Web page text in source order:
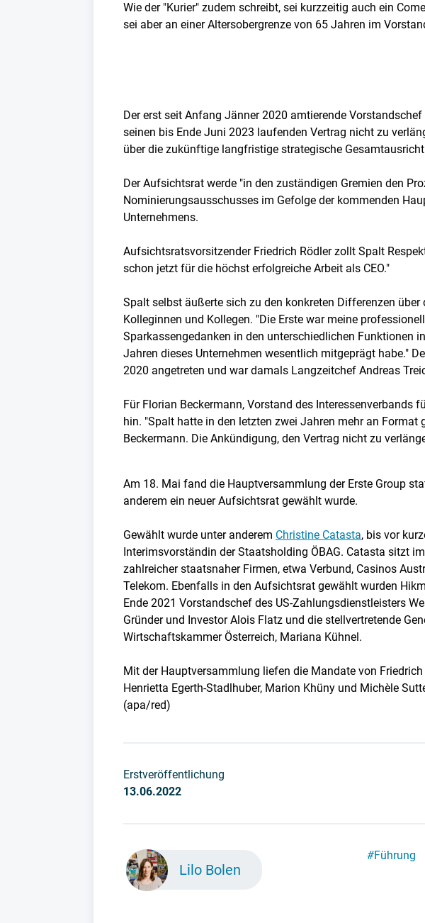
Wie der "Kurier" zudem schreibt, sei kurzzeitig auch ein
sei aber an einer Altersobergrenze von 65 Jahren im
Der erst seit Anfang Jänner 2020 amtierende
seinen bis Ende Juni 2023 laufenden Vertrag nicht zu
über die zukünftige langfristige strategische
Der Aufsichtsrat werde "in den zuständigen Gremien den
Nominierungsausschusses im Gefolge der kommenden
Unternehmens.
Aufsichtsratsvorsitzender Friedrich Rödler zollt Spalt
schon jetzt für die höchst erfolgreiche Arbeit als CEO."
Spalt selbst äußerte sich zu den konkreten Differenzen
Kolleginnen und Kollegen. "Die Erste war meine
Sparkassengedanken in den unterschiedlichen Funktionen
Jahren dieses Unternehmen wesentlich mitgeprägt habe."
2020 angetreten und war damals Langzeitchef Andreas
Für Florian Beckermann, Vorstand des Interessenverbands
hin. "Spalt hatte in den letzten zwei Jahren mehr an
Beckermann. Die Ankündigung, den Vertrag nicht zu
Am 18. Mai fand die Hauptversammlung der Erste Group
anderem ein neuer Aufsichtsrat gewählt wurde.
Gewählt wurde unter anderem Christine Catasta, bis vor
Interimsvorständin der Staatsholding ÖBAG. Catasta sitzt
zahlreicher staatsnaher Firmen, etwa Verbund, Casinos
Telekom. Ebenfalls in den Aufsichtsrat gewählt wurden
Ende 2021 Vorstandschef des US-Zahlungsdienstleisters
Gründer und Investor Alois Flatz und die stellvertretende
Wirtschaftskammer Österreich, Mariana Kühnel.
Mit der Hauptversammlung liefen die Mandate von Friedrich
Henrietta Egerth-Stadlhuber, Marion Khüny und Michèle
(apa/red)
Erstveröffentlichung
13.06.2022
Lilo Bolen
#Führung